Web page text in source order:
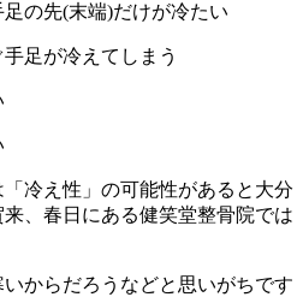
の先(末端)だけが冷たい
足が冷えてしまう
「冷え性」の可能性があると大分
、春日にある健笑堂整骨院では
からだろうなどと思いがちです